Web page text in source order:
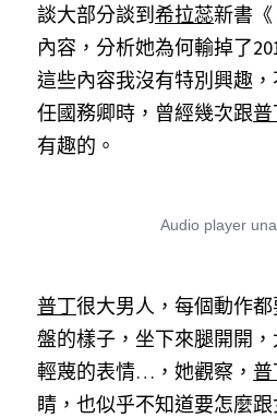
Facebook
搜索
談大部分談到 希拉蕊新書《
內容，分析她為何輸掉了
這些內容我沒有特別興趣
任國務卿時，曾經幾次跟
有趣的。
普丁很大男人，每個動作
盤的樣子，坐下來腿開開
輕蔑的表情…，她觀察，
睛，也似乎不知道要怎麼